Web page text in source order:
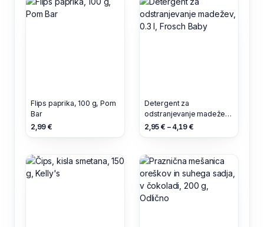
Flips paprika, 100 g, Pom
Bar
2,99 €
Detergent za
odstranjevanje madežev,
0.3 l, Frosch Baby
2,95 € – 4,19 €